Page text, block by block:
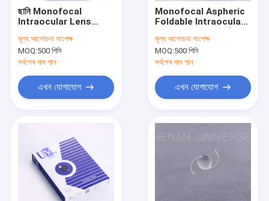
আমাদের সম্পর্কে
কারখানা ভ্রমণ
ছানি Monofocal
Intraocular Lens
Acrylic Lens
মূল্য:আলোচনা সাপেক্ষ
MOQ:500 পিসি
সর্বশেষ দাম পান
এখন যোগাযোগ
Monofocal Aspheric
Foldable Intraocular
দৈর্ঘ্য
মূল্য:আলোচনা সাপেক্ষ
MOQ:500 পিসি
সর্বশেষ দাম পান
এখন যোগাযোগ